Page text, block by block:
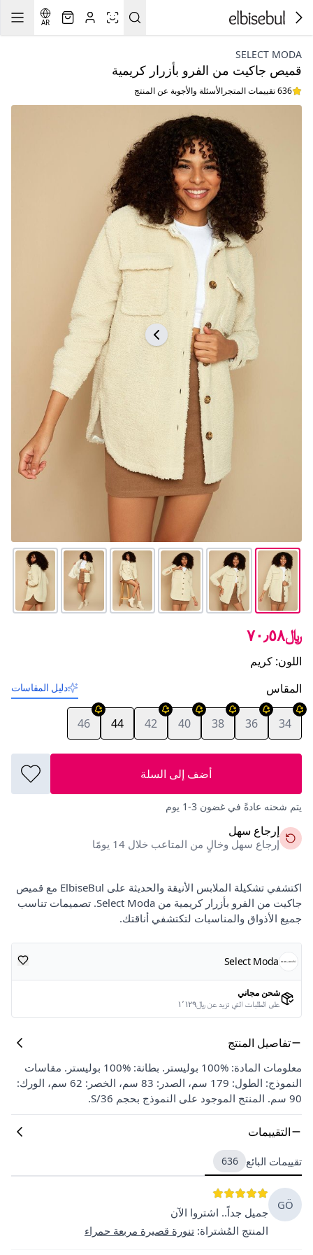
AR
SELECT MODA
قميص جاكيت من الفرو بأزرار كريمية
636 تقييمات المتجر الأسئلة والأجوبة عن المنتج
﷼٧٠٫٥٨
اللون: كريم
المقاس
دليل المقاسات
34
36
38
40
42
44
46
أضف إلى السلة
يتم شحنه عادةً في غضون 3-1 يوم
إرجاع سهل
إرجاع سهل وخالٍ من المتاعب خلال 14 يومًا
اكتشفي تشكيلة الملابس الأنيقة والحديثة على ElbiseBul مع قميص
جاكيت من الفرو بأزرار كريمية من Select Moda. تصميمات تناسب
جميع الأذواق والمناسبات لتكتشفي أناقتك.
Select Moda
شحن مجاني
على الطلبات التي تزيد عن ﷼١٬١٢٩
تفاصيل المنتج
معلومات المادة: %100 بوليستر. بطانة: %100 بوليستر. مقاسات
النموذج: الطول: 179 سم، الصدر: 83 سم، الخصر: 62 سم، الورك:
90 سم. المنتج الموجود على النموذج بحجم 36/S.
التقييمات
تقييمات البائع 636
GÖ
جميل جداً.. اشتروا الآن
المنتج المُشتراة: تنورة قصيرة مربعة حمراء